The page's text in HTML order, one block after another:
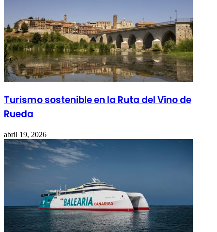
Turismo sostenible en la Ruta del Vino de
Rueda
abril 19, 2026